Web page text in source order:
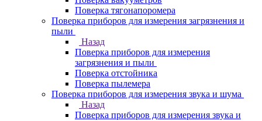
Поверка тягонапоромера
Поверка приборов для измерения загрязнения и
пыли
Назад
Поверка приборов для измерения
загрязнения и пыли
Поверка отстойника
Поверка пылемера
Поверка приборов для измерения звука и шума
Назад
Поверка приборов для измерения звука и